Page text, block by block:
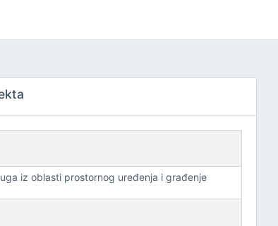
iz oblasti prostornog uređenja i građenje